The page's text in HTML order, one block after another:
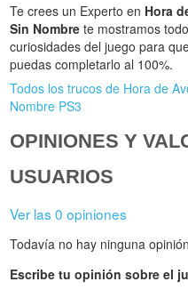
Te crees un Experto en Hora
Sin Nombre te mostramos
curiosidades del juego para
puedas completarlo al 100%.
Todos los trucos de Hora de
Nombre PS3
OPINIONES Y
USUARIOS
Ver las 0 opiniones
Todavía no hay ninguna
Escribe tu opinión sobre el